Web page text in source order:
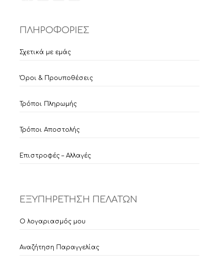
ΠΛΗΡΟΦΟΡΙΕΣ
Σχετικά με εμάς
Όροι & Προυποθέσεις
Τρόποι Πληρωμής
Τρόποι Αποστολής
Επιστροφές – Αλλαγές
ΕΞΥΠΗΡΕΤΗΣΗ ΠΕΛΑΤΩΝ
Ο λογαριασμός μου
Αναζήτηση Παραγγελίας